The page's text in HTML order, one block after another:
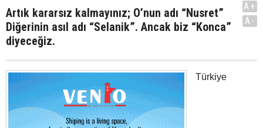
Artık kararsız kalmayınız; O’nun adı “Nusret”
Diğerinin asıl adı “Selanik”. Ancak biz “Konca”
diyeceğiz.
A+
A-
Türkiye